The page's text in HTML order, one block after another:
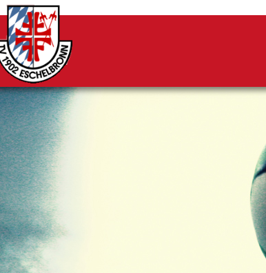
Wir verwenden Cookies, um Ihnen ein
notwendig sind, sowie solche, die lediglich zu
Cookie-Einstellungen anpassen oder widerrufen.
Impressum